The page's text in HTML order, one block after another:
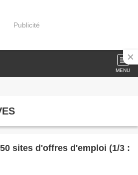
Publicité
MENU
sites d'offres d'emploi (1/3 :